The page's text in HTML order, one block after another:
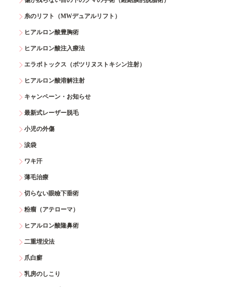
糸のリフト（MWデュアルリフト）
ヒアルロン酸豊胸術
ヒアルロン酸注入療法
エラボトックス（ボツリヌストキシン注射）
ヒアルロン酸溶解注射
キャンペーン・お知らせ
最新式レーザー脱毛
小児の外傷
涙袋
ワキ汗
薄毛治療
切らない眼瞼下垂術
粉瘤（アテローマ）
ヒアルロン酸隆鼻術
二重埋没法
爪白癬
乳房のしこり